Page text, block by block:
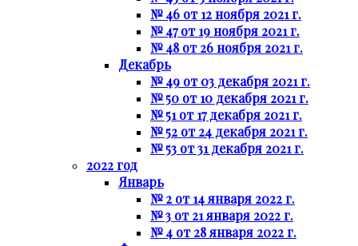
№ 46 от 12 ноября 2021 г.
№ 47 от 19 ноября 2021 г.
№ 48 от 26 ноября 2021 г.
Декабрь
№ 49 от 03 декабря 2021 г.
№ 50 от 10 декабря 2021 г.
№ 51 от 17 декабря 2021 г.
№ 52 от 24 декабря 2021 г.
№ 53 от 31 декабря 2021 г.
2022 год
Январь
№ 2 от 14 января 2022 г.
№ 3 от 21 января 2022 г.
№ 4 от 28 января 2022 г.